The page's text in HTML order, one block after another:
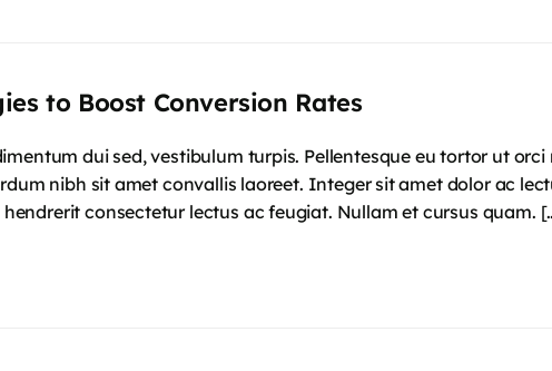
to Boost Conversion Rates
dui sed, vestibulum turpis. Pellentesque eu tortor ut
nibh sit amet convallis laoreet. Integer sit amet dolor ac
consectetur lectus ac feugiat. Nullam et cursus quam.